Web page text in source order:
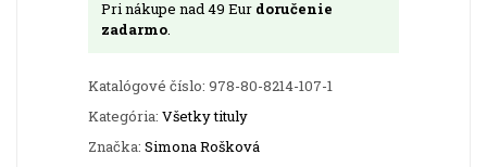
Pri nákupe nad 49 Eur doručenie
zadarmo.
Katalógové číslo: 978-80-8214-107-1
Kategória: Všetky tituly
Značka: Simona Rošková